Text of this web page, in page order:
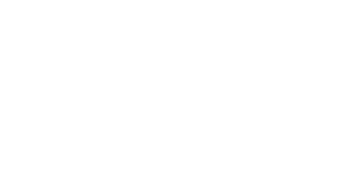
*
ー
該